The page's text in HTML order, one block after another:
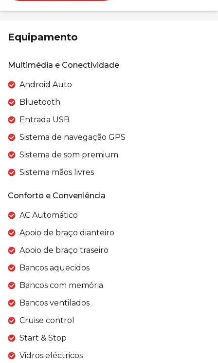
Equipamento
Multimédia e Conectividade
Android Auto
Bluetooth
Entrada USB
Sistema de navegação GPS
Sistema de som premium
Sistema mãos livres
Conforto e Conveniência
AC Automático
Apoio de braço dianteiro
Apoio de braço traseiro
Bancos aquecidos
Bancos com memória
Bancos ventilados
Cruise control
Start & Stop
Vidros eléctricos